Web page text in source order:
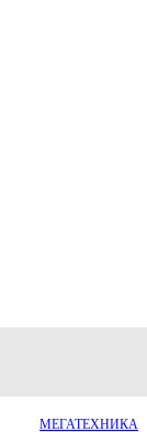
МЕГАТЕХНИКА